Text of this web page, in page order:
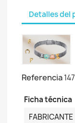
Detalles del
Referencia
Ficha técnica
FABRICANTE